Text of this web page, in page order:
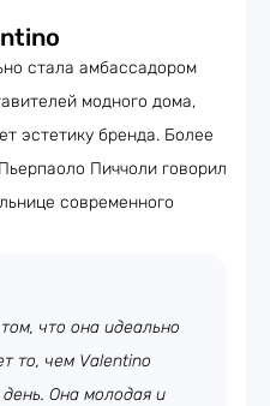
стала амбассадором
модного дома,
эстетику бренда. Более
Пиччоли говорил
современного
что она идеально
то, чем Valentino
Она молодая и